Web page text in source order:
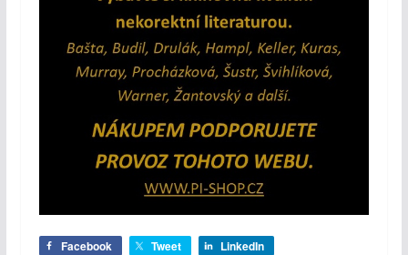
Facebook Tweet LinkedIn